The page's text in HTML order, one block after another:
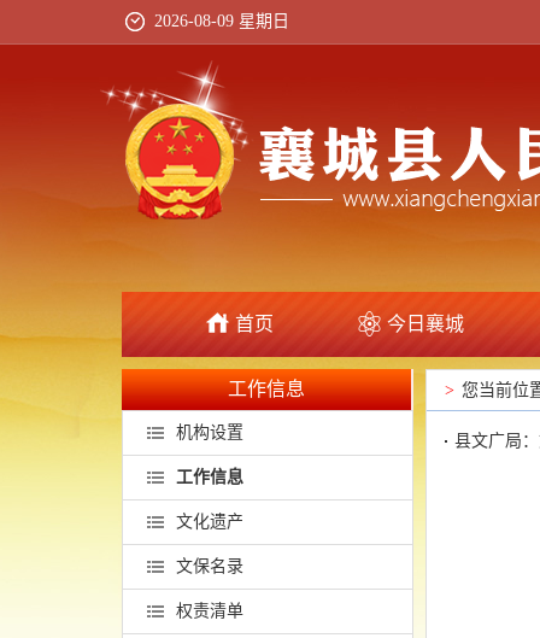
2026-08-09 星期日
首页 今日襄城
工作信息
机构设置
工作信息
文化遗产
文保名录
权责清单
> 您当前位
县文广局